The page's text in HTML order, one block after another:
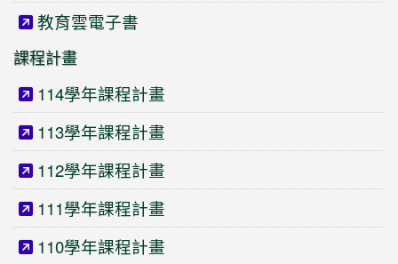
教育雲電子書
課程計畫
114學年課程計畫
113學年課程計畫
112學年課程計畫
111學年課程計畫
110學年課程計畫